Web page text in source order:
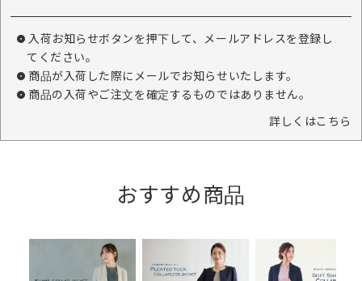
入荷お知らせボタンを押下して、メールアドレスを登録し
てください。
商品が入荷した際にメールでお知らせいたします。
商品の入荷やご注文を確定するものではありません。
詳しくはこちら
おすすめ商品